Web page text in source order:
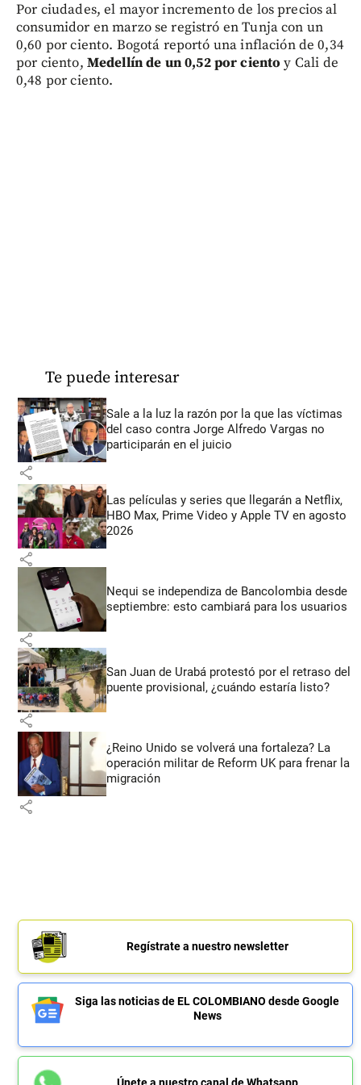
Por ciudades, el mayor incremento de los precios al
consumidor en marzo se registró en Tunja con un
0,60 por ciento. Bogotá reportó una inflación de 0,34
por ciento, Medellín de un 0,52 por ciento y Cali de
0,48 por ciento.
Te puede interesar
Sale a la luz la razón por la que las víctimas
del caso contra Jorge Alfredo Vargas no
participarán en el juicio
share
Las películas y series que llegarán a Netflix,
HBO Max, Prime Video y Apple TV en agosto
2026
share
Nequi se independiza de Bancolombia desde
septiembre: esto cambiará para los usuarios
share
San Juan de Urabá protestó por el retraso del
puente provisional, ¿cuándo estaría listo?
share
¿Reino Unido se volverá una fortaleza? La
operación militar de Reform UK para frenar la
migración
share
Regístrate a nuestro newsletter
Siga las noticias de EL COLOMBIANO desde Google
News